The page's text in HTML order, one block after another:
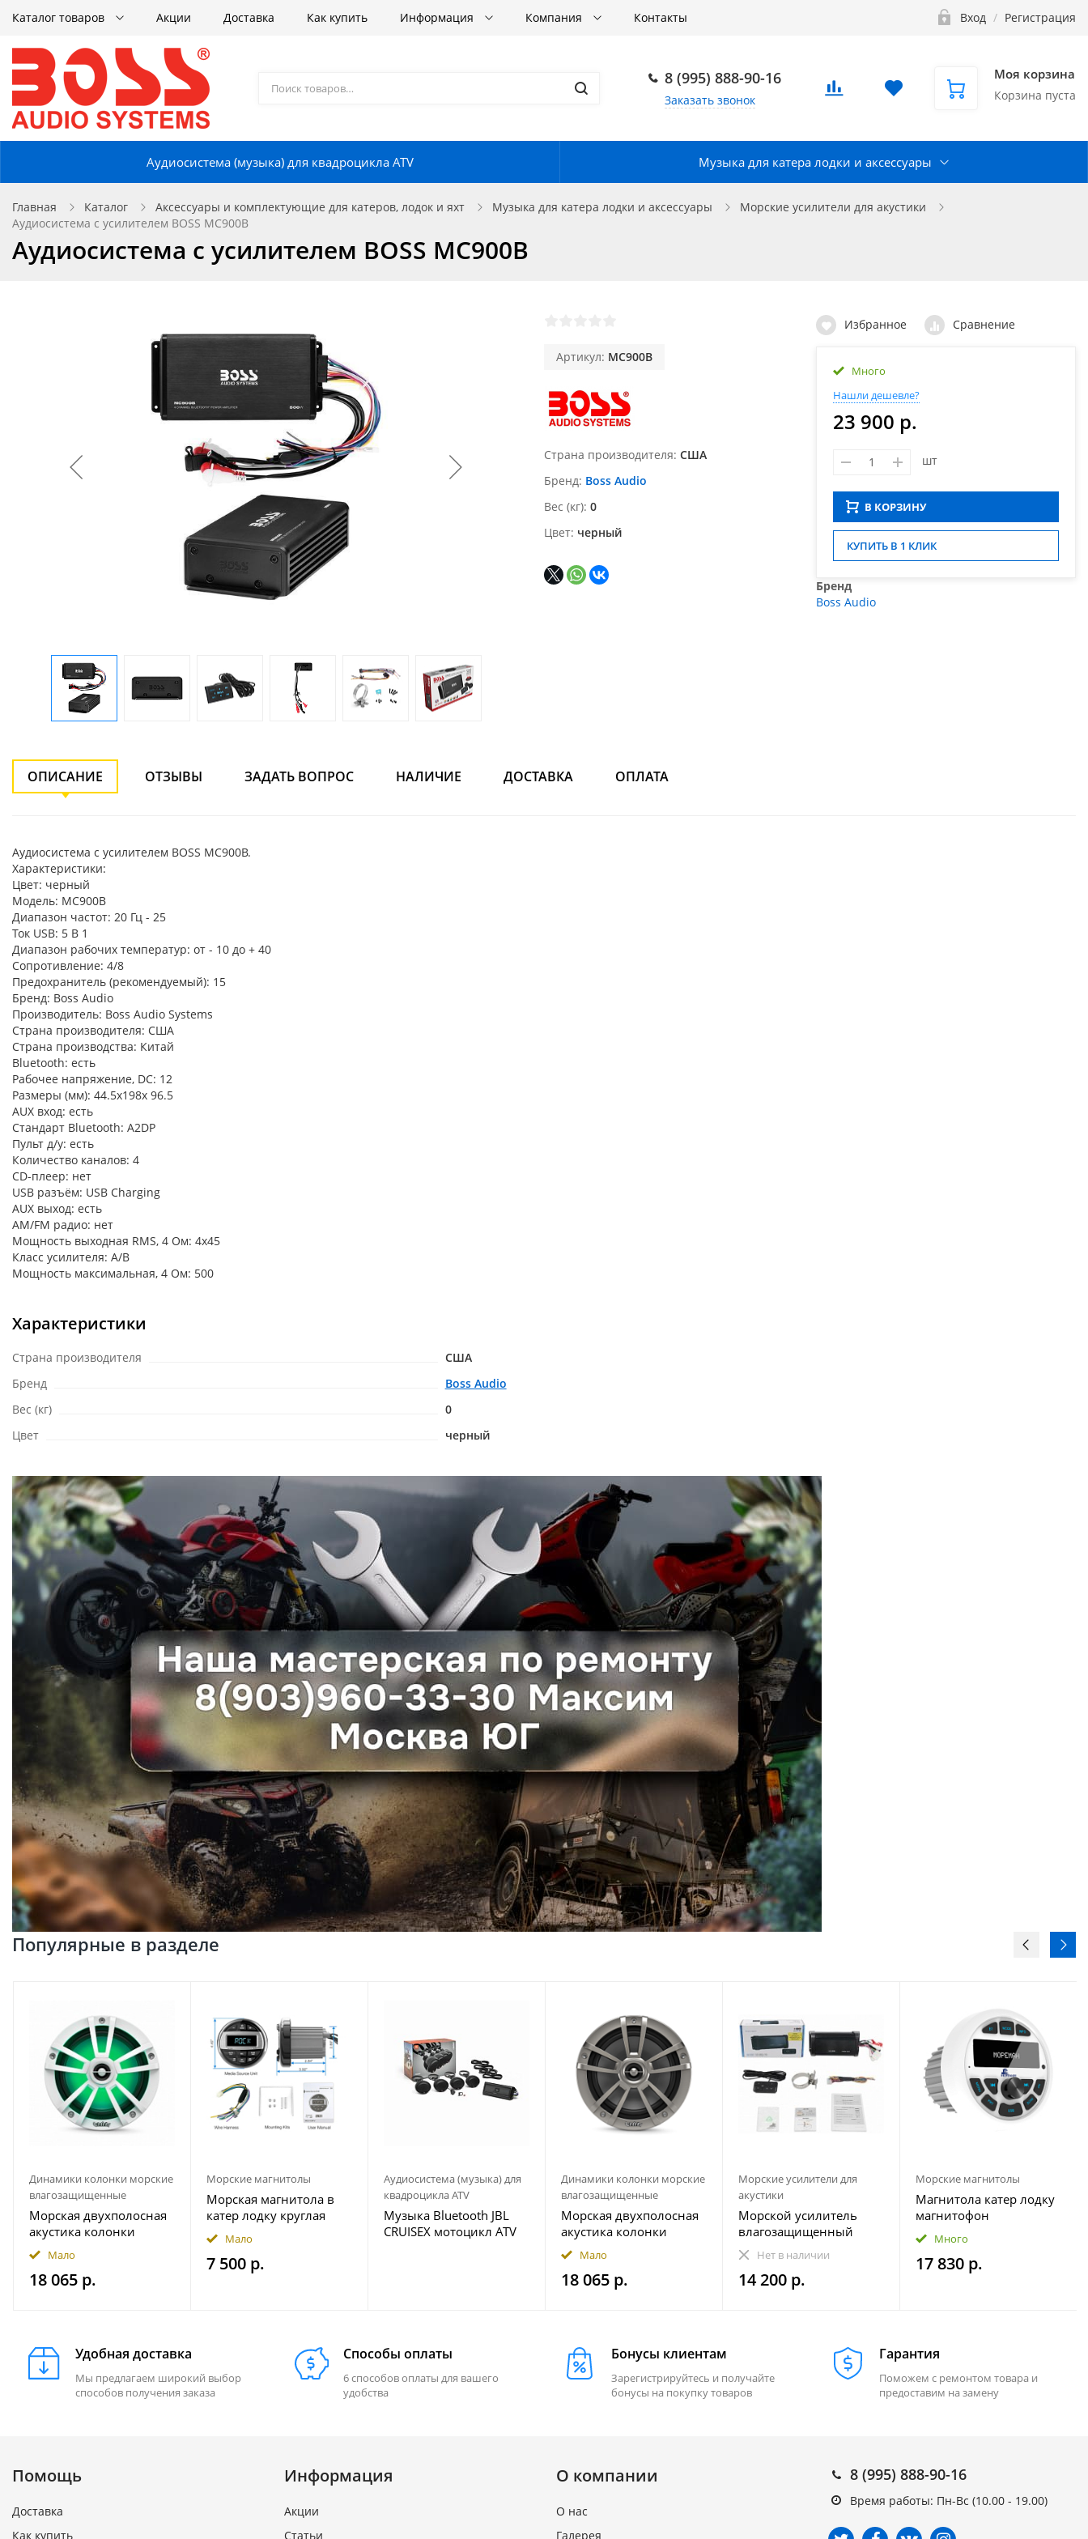
Каталог товаров Акции Доставка Как купить Информация Компания Контакты Вход / Регистрация
8 (995) 888-90-16
Заказать звонок
Моя корзина
Корзина пуста
Аудиосистема (музыка) для квадроцикла ATV Музыка для катера лодки и аксессуары
Главная Каталог Аксессуары и комплектующие для катеров, лодок и яхт Музыка для катера лодки и аксессуары
Морские усилители для акустики
Аудиосистема с усилителем BOSS MC900B
Аудиосистема с усилителем BOSS MC900B
Артикул: MC900B
Страна производителя США
Бренд Boss Audio
Вес (кг) 0
Цвет черный
Избранное Сравнение
Много
Нашли дешевле?
23 900 р.
шт
В КОРЗИНУ
КУПИТЬ В 1 КЛИК
Бренд
Boss Audio
ОПИСАНИЕ ОТЗЫВЫ ЗАДАТЬ ВОПРОС НАЛИЧИЕ ДОСТАВКА ОПЛАТА
Аудиосистема с усилителем BOSS MC900B.
Характеристики:
Цвет: черный
Модель: MC900B
Диапазон частот: 20 Гц - 25
Ток USB: 5 В 1
Диапазон рабочих температур: от - 10 до + 40
Сопротивление: 4/8
Предохранитель (рекомендуемый): 15
Бренд: Boss Audio
Производитель: Boss Audio Systems
Страна производителя: США
Страна производства: Китай
Bluetooth: есть
Рабочее напряжение, DC: 12
Размеры (мм): 44.5x198x 96.5
AUX вход: есть
Стандарт Bluetooth: A2DP
Пульт д/у: есть
Количество каналов: 4
CD-плеер: нет
USB разъём: USB Charging
AUX выход: есть
AM/FM радио: нет
Мощность выходная RMS, 4 Ом: 4х45
Класс усилителя: A/B
Мощность максимальная, 4 Ом: 500
Характеристики
Страна производителя
США
Бренд
Boss Audio
Вес (кг)
0
Цвет
черный
Популярные в разделе
Динамики колонки морские
влагозащищенные
Морская двухполосная
акустика колонки
INFINITY 622MLW
Мало
18 065 р.
Морские магнитолы
Морская магнитола в
катер лодку круглая
Bluetooth AKAMATE MS-
10RV
Мало
7 500 р.
Аудиосистема (музыка) для
квадроцикла ATV
Музыка Bluetooth JBL
CRUISEX мотоцикл ATV
Динамики колонки морские
влагозащищенные
Морская двухполосная
акустика колонки
INFINITY 622MLT
Мало
18 065 р.
Морские усилители для
акустики
Морской усилитель
влагозащищенный
Velex VX-502
Нет в наличии
14 200 р.
Морские магнитолы
Магнитола катер лодку
магнитофон
влагозащищенная
МОРЕМАН XFa-НЕ820
Много
17 830 р.
Удобная доставка
Мы предлагаем широкий выбор
способов получения заказа
Способы оплаты
6 способов оплаты для вашего
удобства
Бонусы клиентам
Зарегистрируйтесь и получайте
бонусы на покупку товаров
Гарантия
Поможем с ремонтом товара и
предоставим на замену
Помощь
Доставка
Как купить
Информация
Акции
Статьи
О компании
О нас
Галерея
8 (995) 888-90-16
Время работы: Пн-Вс (10.00 - 19.00)